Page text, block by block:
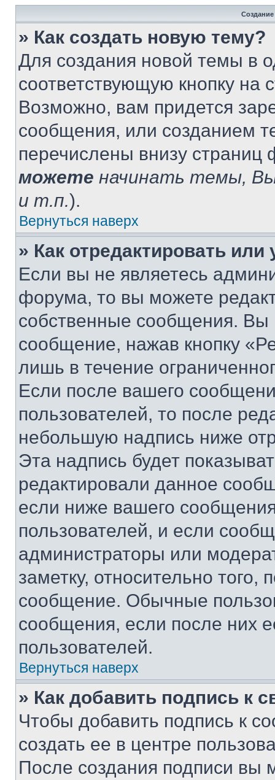
» Как создать новую тему?
Для создания новой темы в
соответствующую кнопку
Возможно, вам придется
сообщения, или созданием
перечислены внизу
можете начинать темы,
и т.п.).
Вернуться наверх
» Как отредактировать
Если вы не являетесь
форума, то вы можете
собственные сообщения. Вы
сообщение, нажав кнопку
лишь в течение
Если после вашего
пользователей, то после
небольшую надпись ниже
Эта надпись будет
редактировали данное
если ниже вашего
пользователей, и если
администраторы или
заметку, относительно
сообщение. Обычные
сообщения, если после них
пользователей.
Вернуться наверх
» Как добавить подпись к
Чтобы добавить подпись к
создать ее в центре
После создания подписи вы